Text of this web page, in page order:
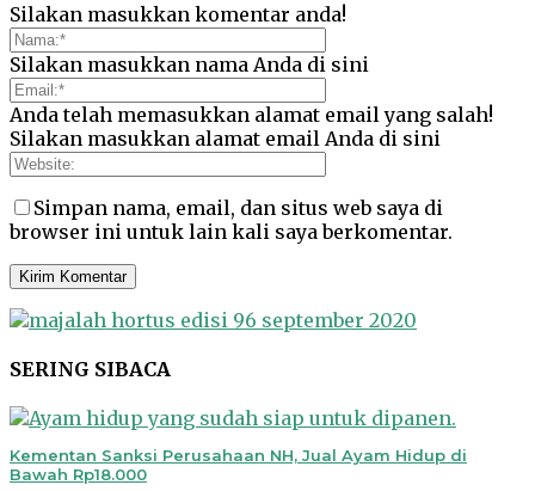
Silakan masukkan komentar anda!
Silakan masukkan nama Anda di sini
Anda telah memasukkan alamat email yang salah!
Silakan masukkan alamat email Anda di sini
Simpan nama, email, dan situs web saya di
browser ini untuk lain kali saya berkomentar.
SERING SIBACA
Kementan Sanksi Perusahaan NH, Jual Ayam Hidup di
Bawah Rp18.000